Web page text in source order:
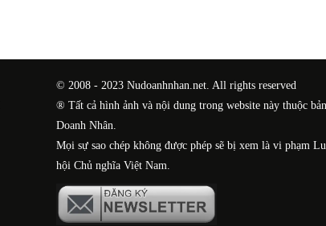
© 2008 - 2023 Nudoanhnhan.net. All rights reserved
® Tất cả hình ảnh và nội dung trong website này thuộc
Doanh Nhân.
Mọi sự sao chép không được phép sẽ bị xem là vi phạm
hội Chủ nghĩa Việt Nam.